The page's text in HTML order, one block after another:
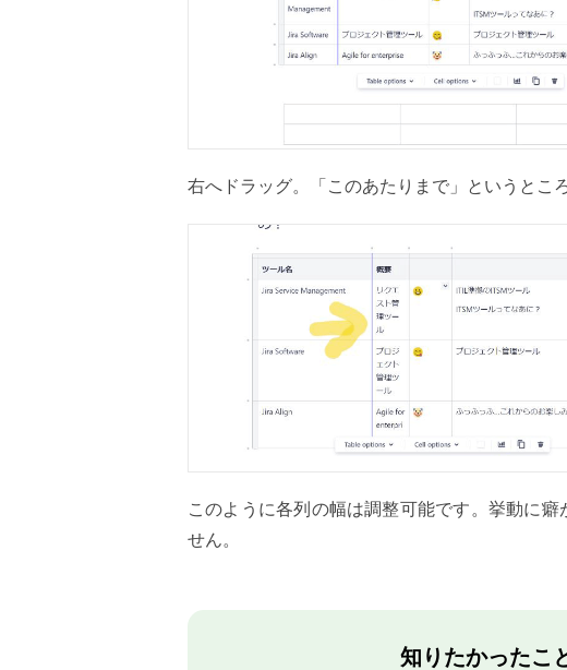
右へドラッグ。「このあたりまで」というとこ
このように各列の幅は調整可能です。挙動に
せん。
知りたかったこ